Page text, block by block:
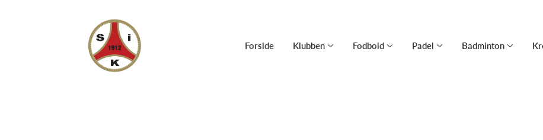
Forside Klubben Fodbold Padel Badminton